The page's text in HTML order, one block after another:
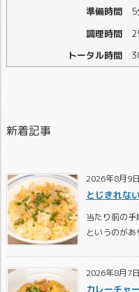
準備時間
調理時間
トータル時間
新着記事
2026年8月9日
とじきれな
当たり前の
というのが
2026年8月7日
カレーチャ